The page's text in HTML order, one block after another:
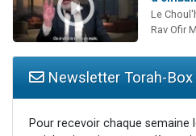
Le
Rav Ofir
Newsletter Torah-Box
Pour recevoir chaque semaine